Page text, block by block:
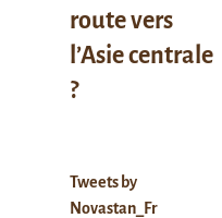
route vers
l’Asie centrale
?
Tweets by
Novastan_Fr